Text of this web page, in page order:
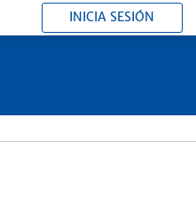
INICIA SESIÓN